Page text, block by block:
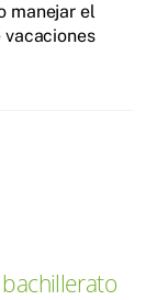
manejar el